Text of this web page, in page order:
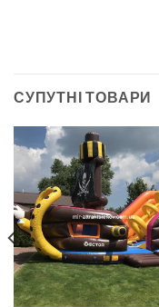
СУПУТНІ ТОВАРИ